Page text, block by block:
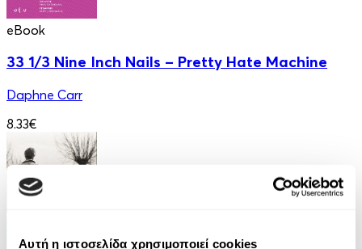
Αυτή η ιστοσελίδα χρησιμοποιεί cookies
eBook
33 1/3 Nine Inch Nails – Pretty Hate Machine
Daphne Carr
8.33€